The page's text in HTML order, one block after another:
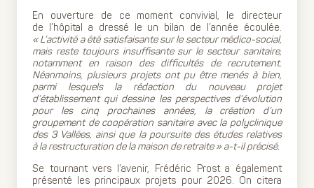
En ouverture de ce moment convivial, le directeur
de l’hôpital a dressé le un bilan de l’année écoulée.
« L’activité a été satisfaisante sur le secteur médico-social,
mais reste toujours insuffisante sur le secteur sanitaire,
notamment en raison des difficultés de recrutement.
Néanmoins, plusieurs projets ont pu être menés à bien,
parmi lesquels la rédaction du nouveau projet
d’établissement qui dessine les perspectives d’évolution
pour les cinq prochaines années, la création d’un
groupement de coopération sanitaire avec la polyclinique
des 3 Vallées, ainsi que la poursuite des études relatives
à la restructuration de la maison de retraite » a-t-il précisé.
Se tournant vers l’avenir, Frédéric Prost a également
présenté les principaux projets pour 2026. On citera